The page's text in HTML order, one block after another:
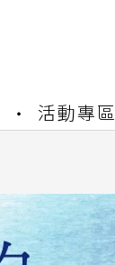
活動專區